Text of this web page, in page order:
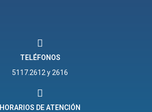
TELÉFONOS
5117.2612 y 2616
HORARIOS DE ATENCIÓN